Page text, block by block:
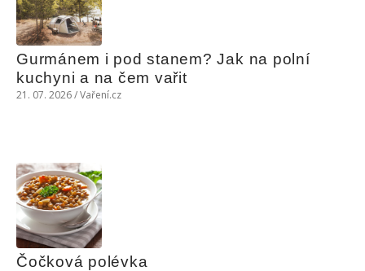
Gurmánem i pod stanem? Jak na polní
kuchyni a na čem vařit
21. 07. 2026 / Vaření.cz
Čočková polévka